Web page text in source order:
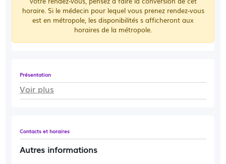
Présentation
Voir plus
Contacts et horaires
Autres informations
horaire. Si le médecin pour lequel vous prenez rendez-vous
est en métropole, les disponibilités s afficheront aux
horaires de la métropole.